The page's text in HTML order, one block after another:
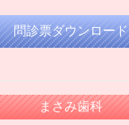
問診票ダウンロード
まさみ歯科